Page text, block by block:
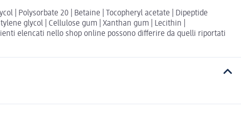
| Polysorbate 20 | Betaine | Tocopheryl acetate | Dipeptide
glycol | Cellulose gum | Xanthan gum | Lecithin |
elencati nello shop online possono differire da quelli riportati